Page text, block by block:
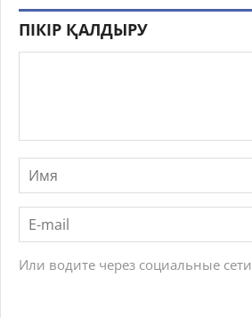
ПІКІР ҚАЛДЫРУ
Или водите через социальные сети